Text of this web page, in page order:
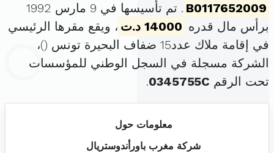
B0117652009
. تم تأسيسها في 9 مارس 1992
برأس مال قدره 14000 د.ت
، ويقع مقرها الرئيسي
في إقامة ملاك عدد15 ضفاف البحيرة تونس (
)،
الشركة مسجلة في السجل الوطني للمؤسسات
تحت الرقم 0345755C
.
معلومات حول
شركة مغرب باورأندوستريال